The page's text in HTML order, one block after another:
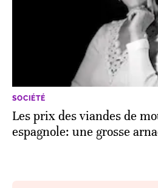
SOCIÉTÉ
Les prix des viandes de
espagnole: une grosse